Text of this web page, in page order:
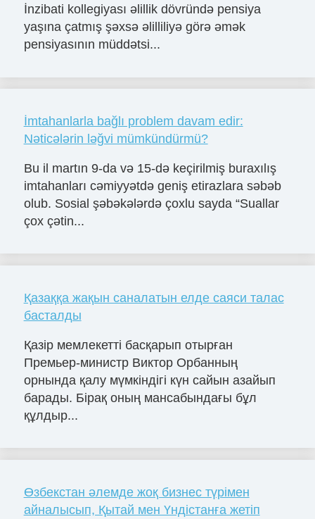
İnzibati kollegiyası əlillik dövründə pensiya
yaşına çatmış şəxsə əlilliliyə görə əmək
pensiyasının müddətsi...
İmtahanlarla bağlı problem davam edir:
Nəticələrin ləğvi mümkündürmü?
Bu il martın 9-da və 15-də keçirilmiş buraxılış
imtahanları cəmiyyətdə geniş etirazlara səbəb
olub. Sosial şəbəkələrdə çoxlu sayda “Suallar
çox çətin...
Қазаққа жақын саналатын елде саяси талас
басталды
Қазір мемлекетті басқарып отырған
Премьер-министр Виктор Орбанның
орнында қалу мүмкіндігі күн сайын азайып
барады. Бірақ оның мансабындағы бұл
құлдыр...
Өзбекстан әлемде жоқ бизнес түрімен
айналысып, Қытай мен Үндістанға жетіп